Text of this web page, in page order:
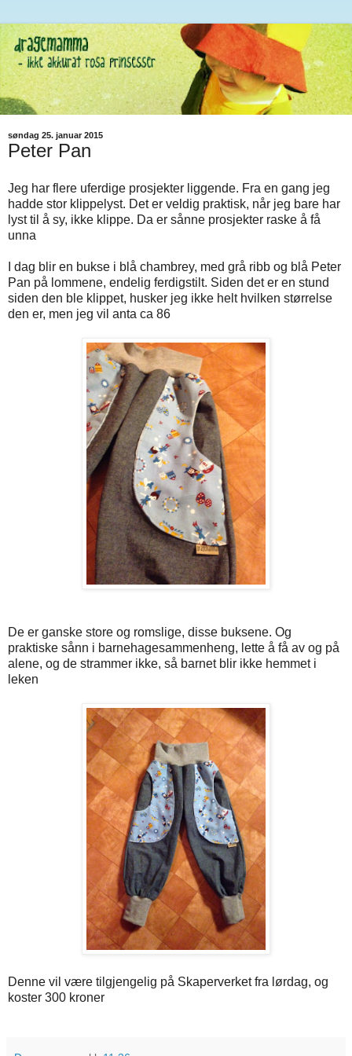
søndag 25. januar 2015
Peter Pan
Jeg har flere uferdige prosjekter liggende. Fra en gang jeg
hadde stor klippelyst. Det er veldig praktisk, når jeg bare har
lyst til å sy, ikke klippe. Da er sånne prosjekter raske å få
unna
I dag blir en bukse i blå chambrey, med grå ribb og blå Peter
Pan på lommene, endelig ferdigstilt. Siden det er en stund
siden den ble klippet, husker jeg ikke helt hvilken størrelse
den er, men jeg vil anta ca 86
De er ganske store og romslige, disse buksene. Og
praktiske sånn i barnehagesammenheng, lette å få av og på
alene, og de strammer ikke, så barnet blir ikke hemmet i
leken
Denne vil være tilgjengelig på Skaperverket fra lørdag, og
koster 300 kroner